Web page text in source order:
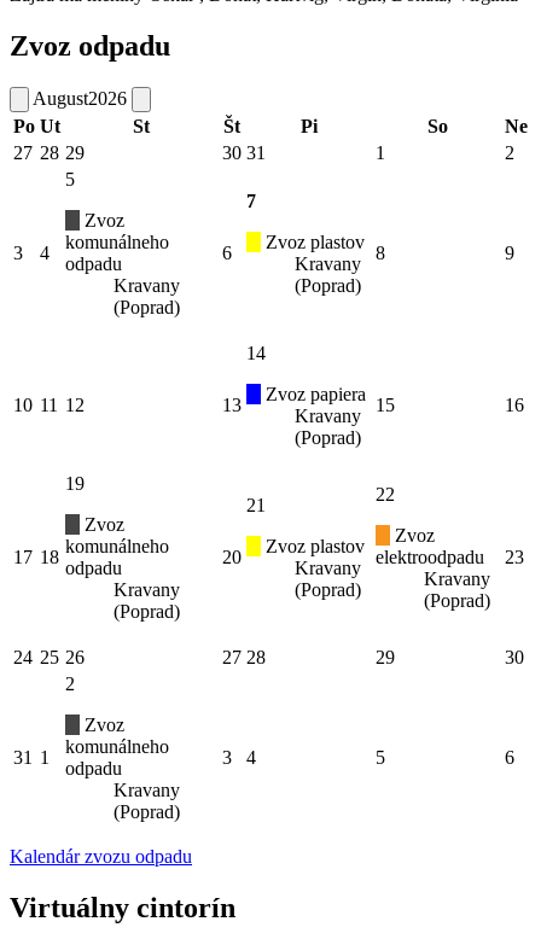
Zvoz odpadu
August2026
Po Ut St Št Pi So
Ne
27 28 29 30 31 1 2
3 4
5
Zvoz
komunálneho
odpadu
Kravany
(Poprad)
6
7
Zvoz plastov
Kravany
(Poprad)
8 9
10 11 12 13
14
Zvoz papiera
Kravany
(Poprad)
15 16
17 18
19
Zvoz
komunálneho
odpadu
Kravany
(Poprad)
20
21
Zvoz plastov
Kravany
(Poprad)
22
Zvoz
elektroodpadu
Kravany
(Poprad)
23
24 25 26 27 28 29 30
31 1
2
Zvoz
komunálneho
odpadu
Kravany
(Poprad)
3 4 5 6
Kalendár zvozu odpadu
Virtuálny cintorín